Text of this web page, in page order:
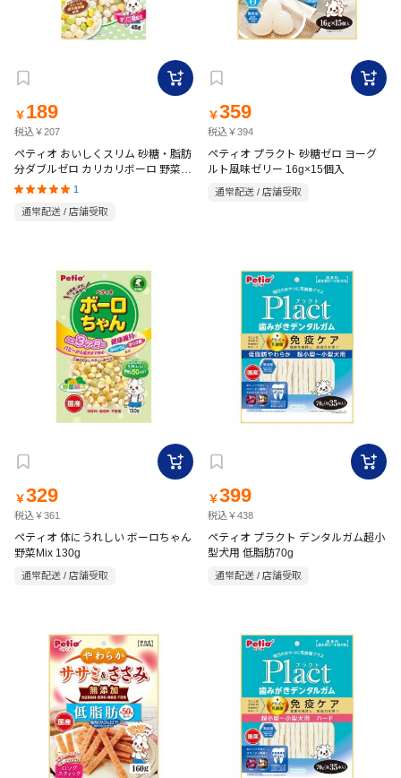
￥ 189
税込￥207
ペティオ おいしくスリム 砂糖・脂肪
分ダブルゼロ カリカリボーロ 野菜入
りミックス 45g
1
通常配送 / 店舗受取
￥359
税込￥394
ペティオ プラクト 砂糖ゼロ ヨーグ
ルト風味ゼリー 16g×15個入
通常配送 / 店舗受取
￥329
税込￥361
ペティオ 体にうれしい ボーロちゃん
野菜Mix 130g
通常配送 / 店舗受取
￥399
税込￥438
ペティオ プラクト デンタルガム超小
型犬用 低脂肪70g
通常配送 / 店舗受取